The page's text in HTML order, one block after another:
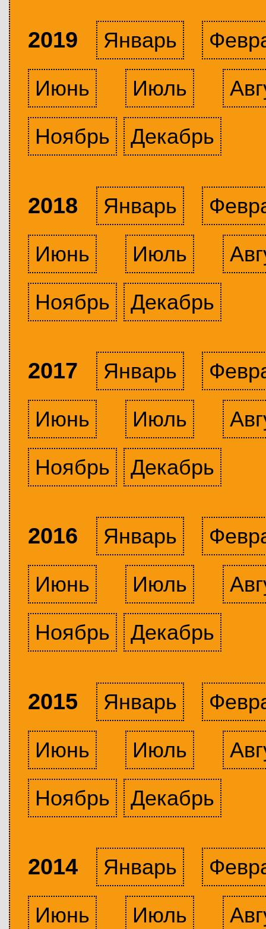
2019 Январь
Июнь
Июль
Ноябрь
Декабрь
2018 Январь
Июнь
Июль
Ноябрь
Декабрь
2017 Январь
Июнь
Июль
Ноябрь
Декабрь
2016 Январь
Июнь
Июль
Ноябрь
Декабрь
2015 Январь
Июнь
Июль
Ноябрь
Декабрь
2014 Январь
Июнь
Июль